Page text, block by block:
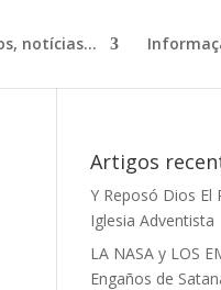
notícias...
Artigos
Y Reposó Dios El
Iglesia Adventista
LA NASA y LOS
Engaños de